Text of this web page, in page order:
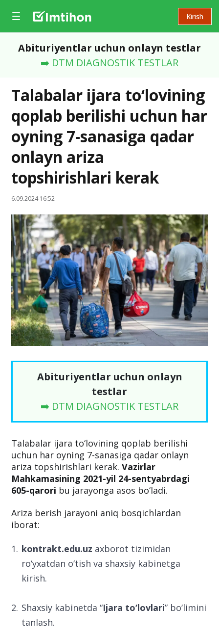
Kirish
Abituriyentlar uchun onlayn testlar
➡️ DTM DIAGNOSTIK TESTLAR
Talabalar ijara to‘lovining
qoplab berilishi uchun har
oyning 7-sanasiga qadar
onlayn ariza
topshirishlari kerak
6.09.2024 16:52
Abituriyentlar uchun onlayn
testlar
➡️ DTM DIAGNOSTIK TESTLAR
Talabalar ijara to‘lovining qoplab berilishi
uchun har oyning 7-sanasiga qadar onlayn
ariza topshirishlari kerak. Vazirlar
Mahkamasining 2021-yil 24-sentyabrdagi
605-qarori bu jarayonga asos bo‘ladi.
Ariza berish jarayoni aniq bosqichlardan
iborat:
kontrakt.edu.uz axborot tizimidan
ro‘yxatdan o‘tish va shaxsiy kabinetga
kirish.
Shaxsiy kabinetda “Ijara to‘lovlari” bo‘limini
tanlash.